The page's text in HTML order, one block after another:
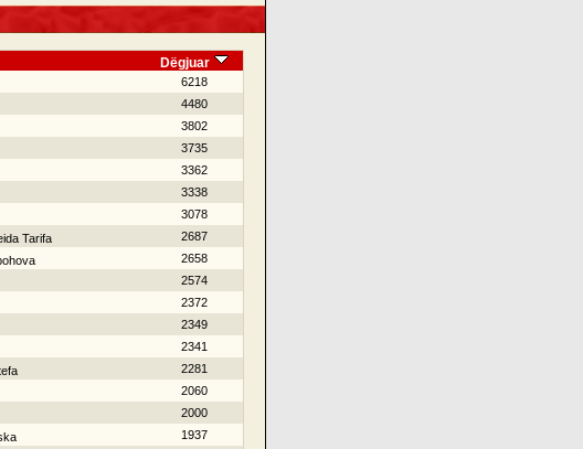
Dëgjuar
6218
4480
3802
3735
3362
3338
3078
Tarifa
2687
2658
2574
2372
2349
2341
2281
2060
2000
1937